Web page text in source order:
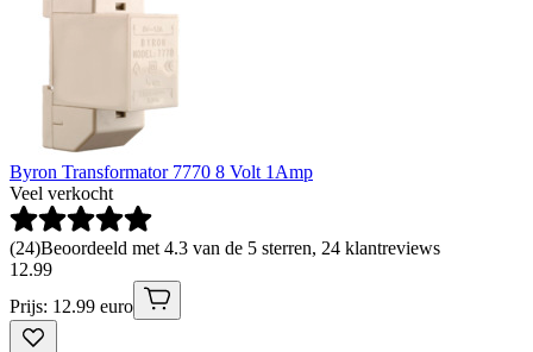
Byron Transformator 7770 8 Volt 1Amp
Veel verkocht
(24)Beoordeeld met 4.3 van de 5 sterren, 24 klantreviews
12.99
Prijs: 12.99 euro